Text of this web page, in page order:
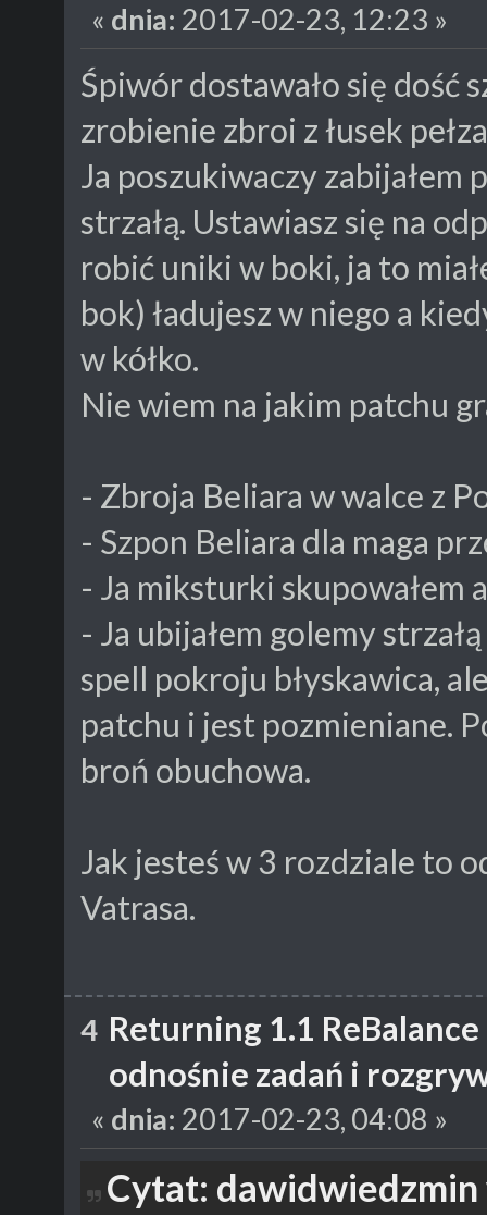
« dnia: 2017-02-23, 12:23 »
Śpiwór dostawało się dość
zrobienie zbroi z łusek
Ja poszukiwaczy
strzałą. Ustawiasz się na
robić uniki w boki, ja to
bok) ładujesz w niego a
w kółko.
Nie wiem na jakim patchu
- Zbroja Beliara w walce z
- Szpon Beliara dla maga
- Ja miksturki skupowałem
- Ja ubijałem golemy
spell pokroju błyskawica,
patchu i jest pozmieniane.
broń obuchowa.
Jak jesteś w 3 rozdziale to
Vatrasa.
4 Returning 1.1
odnośnie zadań i
« dnia: 2017-02-23, 04:08 »
Cytat: